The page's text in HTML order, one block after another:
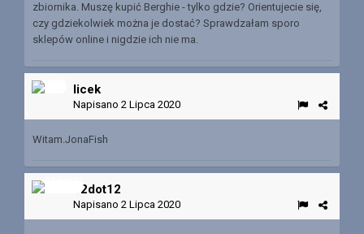
zbiornika. Muszę kupić Berghie - tylko gdzie? Orientujecie się,
czy gdziekolwiek można je dostać? Sprawdzałam sporo
sklepów online i nigdzie ich nie ma.
licek
Napisano 2 Lipca 2020
Witam.JonaFish
12dot12
Napisano 2 Lipca 2020